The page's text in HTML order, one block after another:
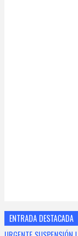
ENTRADA DESTACADA